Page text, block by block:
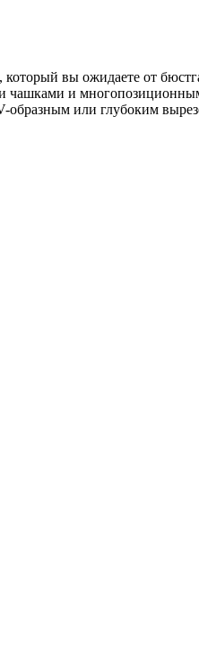
вы ожидаете от
чашками и
или глубоким